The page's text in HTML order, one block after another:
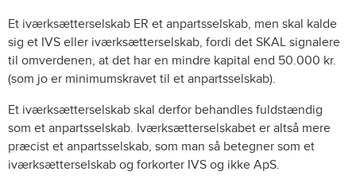
Et iværksætterselskab ER et anpartsselskab, men skal kalde
sig et IVS eller iværksætterselskab, fordi det SKAL signalere
til omverdenen, at det har en mindre kapital end 50.000 kr.
(som jo er minimumskravet til et anpartsselskab).
Et iværksætterselskab skal derfor behandles fuldstændig
som et anpartsselskab. Iværksætterselskabet er altså mere
præcist et anpartsselskab, som man så betegner som et
iværksætterselskab og forkorter IVS og ikke ApS.